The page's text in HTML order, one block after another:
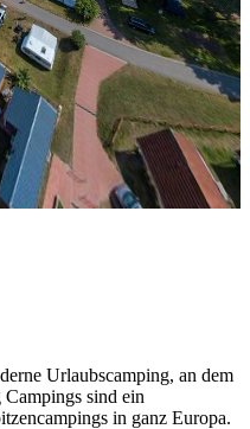
Urlaubscamping, an dem
sind ein
in ganz Europa.